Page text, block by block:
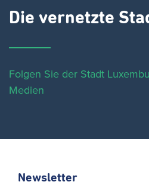
Die vernetzte
Folgen Sie der Stadt
Medien
Newsletter